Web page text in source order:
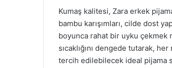
Kumaş kalitesi, Zara erkek
bambu karışımları, cilde dost
boyunca rahat bir uyku çekmek
sıcaklığını dengede tutarak,
tercih edilebilecek ideal pijama